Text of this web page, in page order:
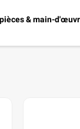
& main-